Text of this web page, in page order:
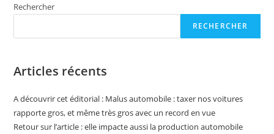
Tiers
Rechercher
RECHERCHER
Articles récents
A découvrir cet éditorial : Malus automobile : taxer nos voitures
rapporte gros, et même très gros avec un record en vue
Retour sur l’article : elle impacte aussi la production automobile